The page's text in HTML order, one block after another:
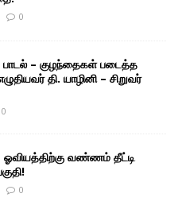
0
பாடல் – குழந்தைகள் படைத்த
தி. யாழினி – சிறுவர்
0
ஓவியத்திற்கு வண்ணம் தீட்டி
0